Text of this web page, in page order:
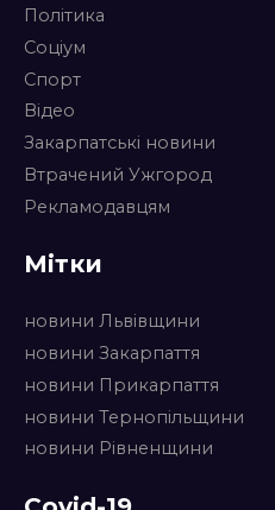
Політика
Соціум
Спорт
Відео
Закарпатські новини
Втрачений Ужгород
Рекламодавцям
Мітки
новини Львівщини
новини Закарпаття
новини Прикарпаття
новини Тернопільщини
новини Рівненщини